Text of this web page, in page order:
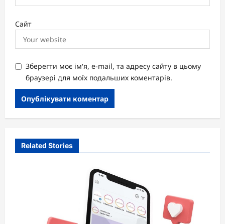
Сайт
Зберегти моє ім'я, e-mail, та адресу сайту в цьому
браузері для моїх подальших коментарів.
Related Stories